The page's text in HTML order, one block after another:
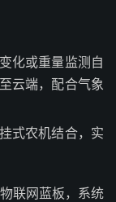
化或重量监测自
云端，配合气象
式农机结合，实
联网蓝板，系统